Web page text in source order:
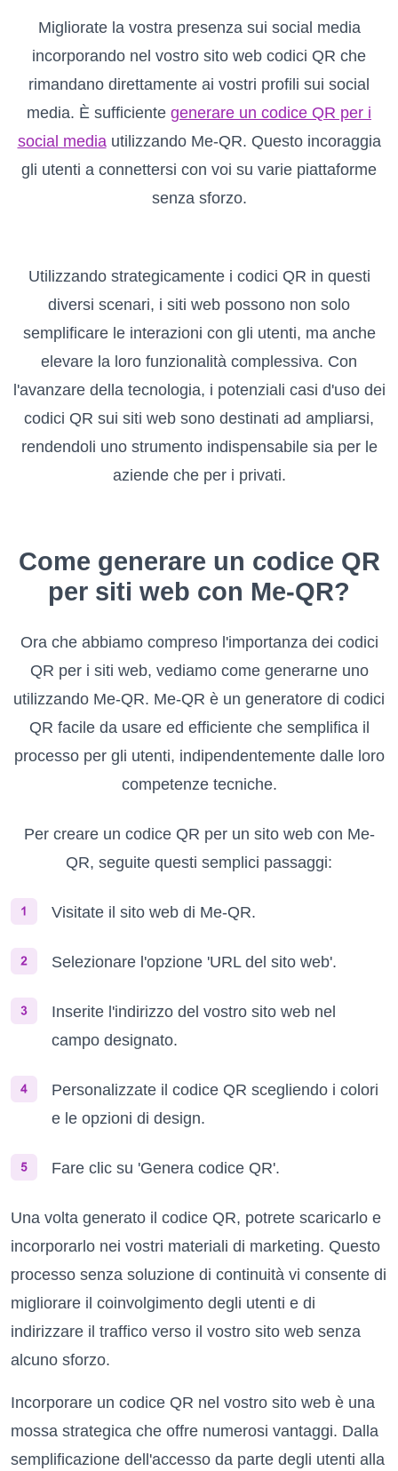
Migliorate la vostra presenza sui social media
incorporando nel vostro sito web codici QR che
rimandano direttamente ai vostri profili sui social
media. È sufficiente generare un codice QR per i
social mediautilizzando Me-QR. Questo incoraggia
gli utenti a connettersi con voi su varie piattaforme
senza sforzo.
Utilizzando strategicamente i codici QR in questi
diversi scenari, i siti web possono non solo
semplificare le interazioni con gli utenti, ma anche
elevare la loro funzionalità complessiva. Con
l'avanzare della tecnologia, i potenziali casi d'uso dei
codici QR sui siti web sono destinati ad ampliarsi,
rendendoli uno strumento indispensabile sia per le
aziende che per i privati.
Come generare un codice QR
per siti web con Me-QR?
Ora che abbiamo compreso l'importanza dei codici
QR per i siti web, vediamo come generarne uno
utilizzando Me-QR. Me-QR è un generatore di codici
QR facile da usare ed efficiente che semplifica il
processo per gli utenti, indipendentemente dalle loro
competenze tecniche.
Per creare un codice QR per un sito web con Me-
QR, seguite questi semplici passaggi:
Visitate il sito web di Me-QR.
Selezionare l'opzione 'URL del sito web'.
Inserite l'indirizzo del vostro sito web nel
campo designato.
Personalizzate il codice QR scegliendo i colori
e le opzioni di design.
Fare clic su 'Genera codice QR'.
Una volta generato il codice QR, potrete scaricarlo e
incorporarlo nei vostri materiali di marketing. Questo
processo senza soluzione di continuità vi consente di
migliorare il coinvolgimento degli utenti e di
indirizzare il traffico verso il vostro sito web senza
alcuno sforzo.
Incorporare un codice QR nel vostro sito web è una
mossa strategica che offre numerosi vantaggi. Dalla
semplificazione dell'accesso da parte degli utenti alla